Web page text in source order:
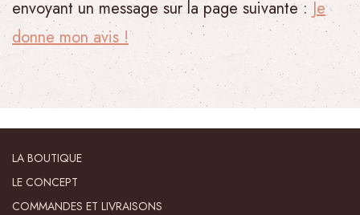
envoyant un message sur la page suivante : Je
donne mon avis !
LA BOUTIQUE
LE CONCEPT
COMMANDES ET LIVRAISONS